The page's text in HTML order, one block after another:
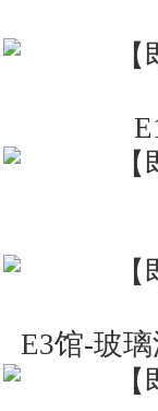
E3馆-玻